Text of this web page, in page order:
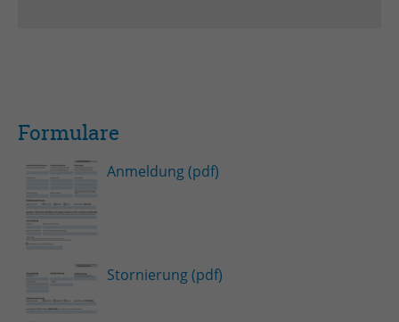
Formulare
Anmeldung (pdf)
Stornierung (pdf)